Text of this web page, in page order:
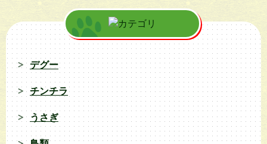
デグー
チンチラ
うさぎ